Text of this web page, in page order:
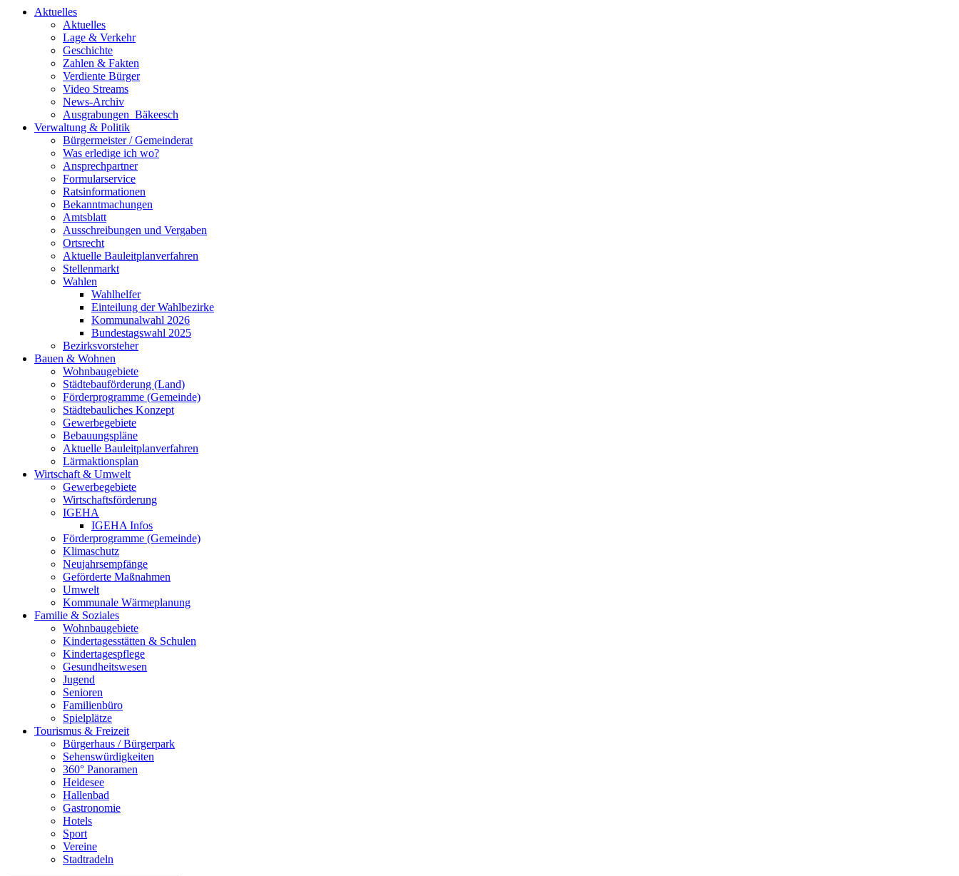
Aktuelles
Aktuelles
Lage & Verkehr
Geschichte
Zahlen & Fakten
Verdiente Bürger
Video Streams
News-Archiv
Ausgrabungen_Bäkeesch
Verwaltung & Politik
Bürgermeister / Gemeinderat
Was erledige ich wo?
Ansprechpartner
Formularservice
Ratsinformationen
Bekanntmachungen
Amtsblatt
Ausschreibungen und Vergaben
Ortsrecht
Aktuelle Bauleitplanverfahren
Stellenmarkt
Wahlen
Wahlhelfer
Einteilung der Wahlbezirke
Kommunalwahl 2026
Bundestagswahl 2025
Bezirksvorsteher
Bauen & Wohnen
Wohnbaugebiete
Städtebauförderung (Land)
Förderprogramme (Gemeinde)
Städtebauliches Konzept
Gewerbegebiete
Bebauungspläne
Aktuelle Bauleitplanverfahren
Lärmaktionsplan
Wirtschaft & Umwelt
Gewerbegebiete
Wirtschaftsförderung
IGEHA
IGEHA Infos
Förderprogramme (Gemeinde)
Klimaschutz
Neujahrsempfänge
Geförderte Maßnahmen
Umwelt
Kommunale Wärmeplanung
Familie & Soziales
Wohnbaugebiete
Kindertagesstätten & Schulen
Kindertagespflege
Gesundheitswesen
Jugend
Senioren
Familienbüro
Spielplätze
Tourismus & Freizeit
Bürgerhaus / Bürgerpark
Sehenswürdigkeiten
360° Panoramen
Heidesee
Hallenbad
Gastronomie
Hotels
Sport
Vereine
Stadtradeln